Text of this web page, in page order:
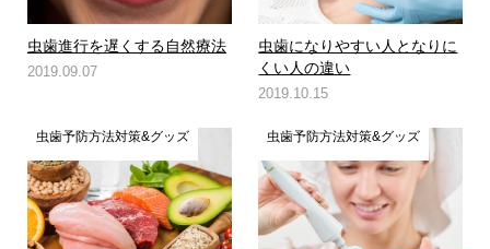
虫歯進行を遅くする自然療法
2019.09.07
虫歯になりやすい人となりに
くい人の違い
2019.10.15
虫歯予防方法対策&グッズ 虫歯予防方法対策&グッズ